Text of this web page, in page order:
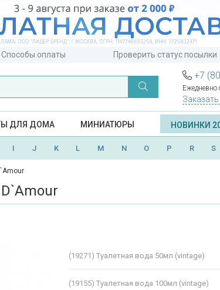
Способы оплаты Проверить статус посылки
+7
Ежедневно
ДЛЯ ДОМА МИНИАТЮРЫ НОВИНКИ
I J K L M N O P R S
(19271) Туалетная вода 50мл (vintage)
(19155) Туалетная вода 100мл (vintage)